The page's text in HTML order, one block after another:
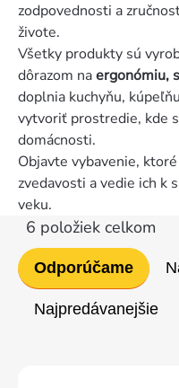
zodpovednosti a
živote.
Všetky produkty sú
dôrazom naergonómiu,
doplnia kuchyňu,
vytvoriť prostredie, kde
domácnosti.
Objavte vybavenie,
zvedavosti a vedie ich k
veku.
Radenie
produktov
Odporúčame
Najpredávanejšie
6 položiek celkom